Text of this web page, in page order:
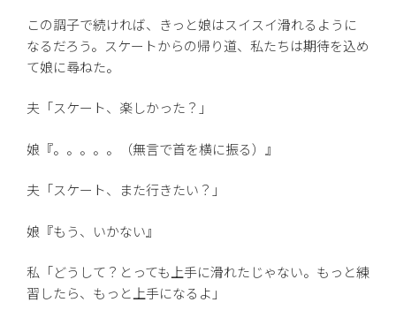
この調子で続ければ、きっと娘はスイスイ滑れるように
なるだろう。スケートからの帰り道、私たちは期待を込め
て娘に尋ねた。
夫「スケート、楽しかった？」
娘『。。。。。（無言で首を横に振る）』
夫「スケート、また行きたい？」
娘『もう、いかない』
私「どうして？とっても上手に滑れたじゃない。もっと練
習したら、もっと上手になるよ」